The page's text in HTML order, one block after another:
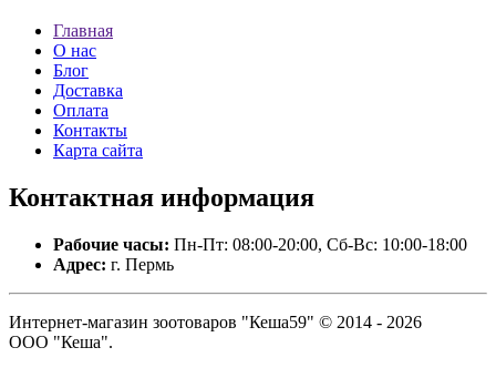
Главная
О нас
Блог
Доставка
Оплата
Контакты
Карта сайта
Контактная информация
Рабочие часы: Пн-Пт: 08:00-20:00, Сб-Вс: 10:00-18:00
Адрес: г. Пермь
Интернет-магазин зоотоваров "Кеша59" © 2014 - 2026
ООО "Кеша".